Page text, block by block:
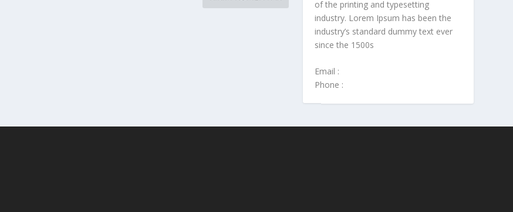
of the printing and typesetting
industry. Lorem Ipsum has been the
industry’s standard dummy text ever
since the 1500s
Email :
Phone :